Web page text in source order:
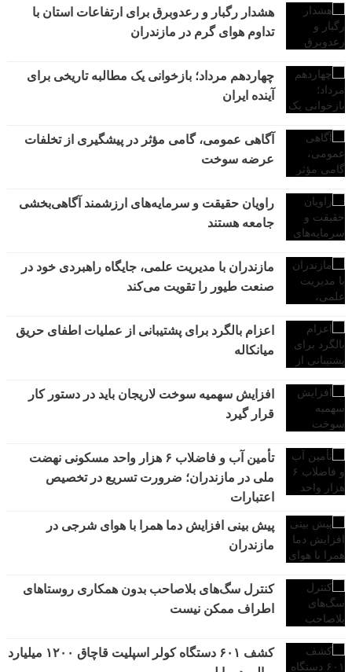
هشدار رگبار و رعدوبرق برای ارتفاعات استان با
تداوم هوای گرم در مازندران
چهاردهم مرداد؛ بازخوانی یک مطالبه تاریخی برای
آینده ایران
آگاهی عمومی، گامی مؤثر در پیشگیری از تخلفات
عرضه سوخت
راویان حقیقت و سرمایه‌های ارزشمند آگاهی‌بخشی
جامعه هستند
مازندران با مدیریت علمی، جایگاه راهبردی خود در
صنعت طیور را تقویت می‌کند
اعزام بالگرد برای پشتیبانی از عملیات اطفای حریق
میانکاله
افزایش سهمیه سوخت لاریجان باید در دستور کار
قرار گیرد
تأمین آب و فاضلاب ۶ هزار واحد مسکونی نهضت
ملی در مازندران؛ ضرورت تسریع در تخصیص
اعتبارات
پیش بینی افزایش دما همرا با هوای شرجی در
مازندران
کنترل سگ‌های بلاصاحب بدون همکاری روستاهای
اطراف ممکن نیست
کشف ۶۰۱ دستگاه کولر اسپلیت قاچاق ۱۲۰۰ میلیارد